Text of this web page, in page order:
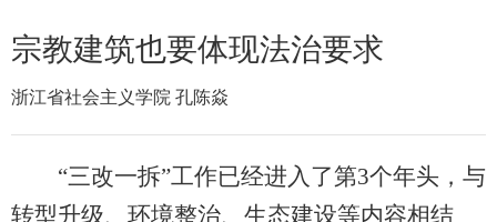
宗教建筑也要体现法治要求
浙江省社会主义学院 孔陈焱
“三改一拆”工作已经进入了第3个年头，与
转型升级、环境整治、生态建设等内容相结